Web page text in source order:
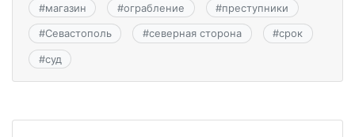
#магазин #ограбление #преступники
#Севастополь #северная сторона #срок
#суд